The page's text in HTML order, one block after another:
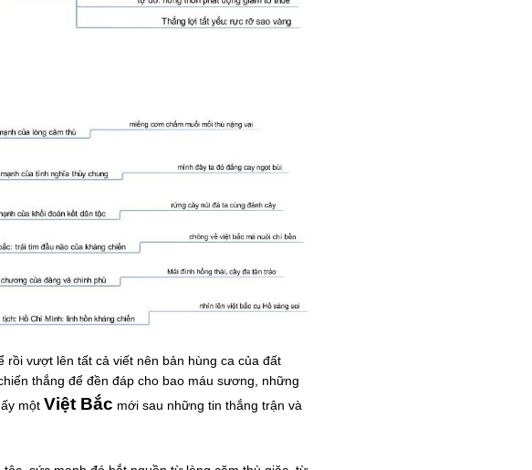
rồi vượt lên tất cả viết nên bản hùng ca của đất
thắng để đền đáp cho bao máu sương, những
một Việt Bắc mới sau những tin thắng trận và